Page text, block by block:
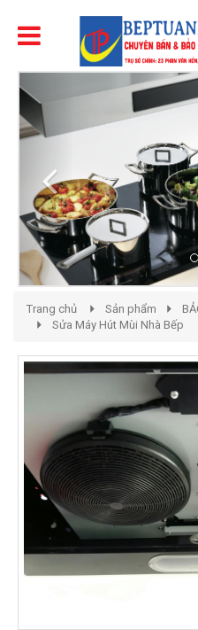
Previous
Trang chủ Sản phẩm
Sửa Máy Hút Mùi Nhà Bếp